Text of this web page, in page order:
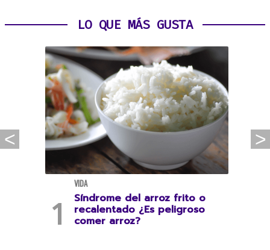
LO QUE MÁS GUSTA
VIDA
Síndrome del arroz frito o
recalentado ¿Es peligroso
comer arroz?